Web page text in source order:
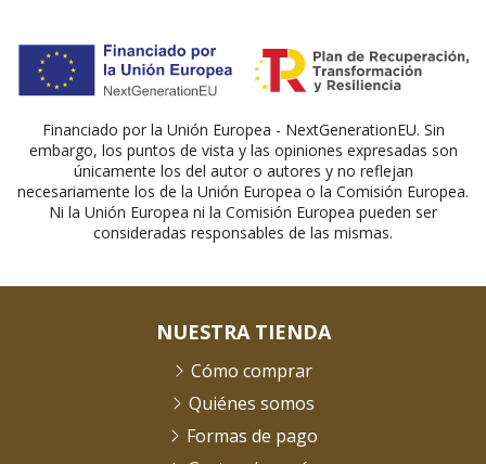
Financiado por la Unión Europea - NextGenerationEU. Sin
embargo, los puntos de vista y las opiniones expresadas son
únicamente los del autor o autores y no reflejan
necesariamente los de la Unión Europea o la Comisión Europea.
Ni la Unión Europea ni la Comisión Europea pueden ser
consideradas responsables de las mismas.
NUESTRA TIENDA
Cómo comprar
Quiénes somos
Formas de pago